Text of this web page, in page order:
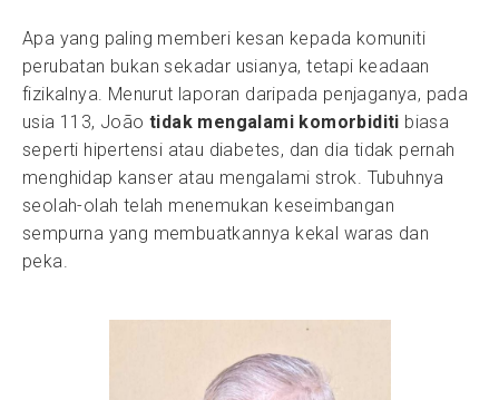
Apa yang paling memberi kesan kepada komuniti
perubatan bukan sekadar usianya, tetapi keadaan
fizikalnya. Menurut laporan daripada penjaganya, pada
usia 113, Joãotidak mengalami komorbiditi biasa
seperti hipertensi atau diabetes, dan dia tidak pernah
menghidap kanser atau mengalami strok. Tubuhnya
seolah-olah telah menemukan keseimbangan
sempurna yang membuatkannya kekal waras dan
peka.